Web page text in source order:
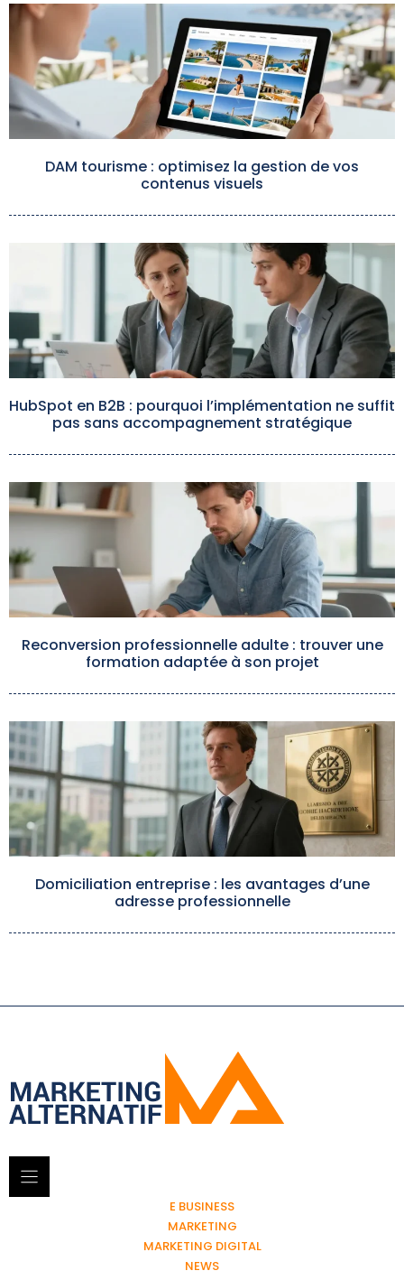
DAM tourisme : optimisez la gestion de vos
contenus visuels
HubSpot en B2B : pourquoi l’implémentation ne suffit
pas sans accompagnement stratégique
Reconversion professionnelle adulte : trouver une
formation adaptée à son projet
Domiciliation entreprise : les avantages d’une
adresse professionnelle
E BUSINESS
MARKETING
MARKETING DIGITAL
NEWS